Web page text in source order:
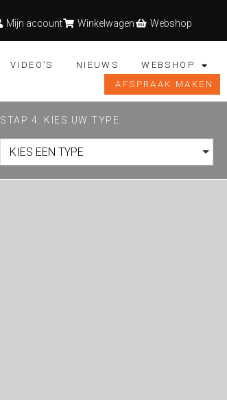
Mijn account Winkelwagen Webshop
VIDEO’S NIEUWS
WEBSHOP
AFSPRAAK MAKEN
STAP 4: KIES UW TYPE
KIES EEN TYPE